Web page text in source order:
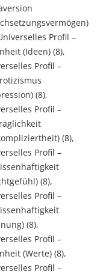
Profil –
(Ideen) (8),
Profil –
(8),
Profil –
(8),
Profil –
(8),
Profil –
(8),
Profil –
(Werte) (8),
Profil –